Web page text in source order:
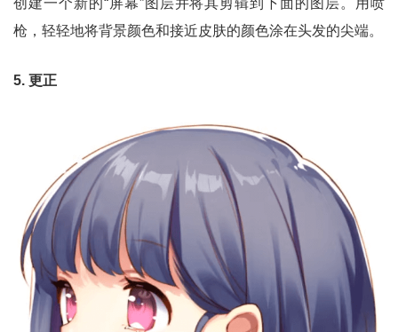
创建一个新的“屏幕”图层并将其剪辑到下面的图层。用喷
枪，轻轻地将背景颜色和接近皮肤的颜色涂在头发的尖端。
5. 更正